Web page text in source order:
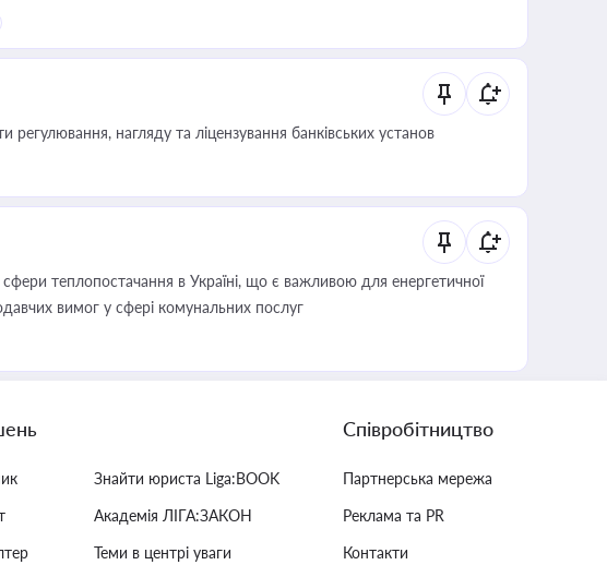
регулювання, нагляду та ліцензування банківських установ
теплопостачання в Україні, що є важливою для енергетичної
вимог у сфері комунальних послуг
Знайти юриста Liga:BOOK
Академія ЛІГА:ЗАКОН
Теми в центрі уваги
Співробітництво
Партнерська мережа
Реклама та PR
Контакти